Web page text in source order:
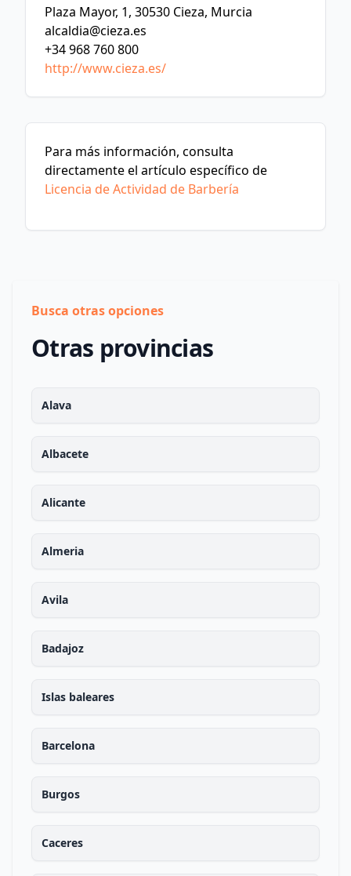
Plaza Mayor, 1, 30530 Cieza, Murcia
alcaldia@cieza.es
+34 968 760 800
http://www.cieza.es/
Para más información, consulta
directamente el artículo específico de
Licencia de Actividad de Barbería
Busca otras opciones
Otras provincias
Alava
Albacete
Alicante
Almeria
Avila
Badajoz
Islas baleares
Barcelona
Burgos
Caceres